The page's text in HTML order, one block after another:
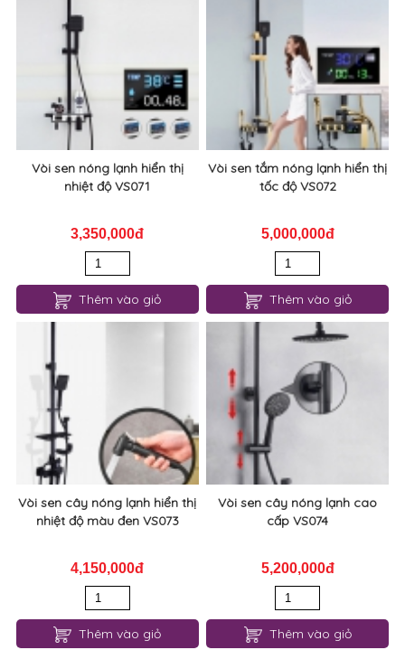
Vòi sen nóng lạnh hiển thị
nhiệt độ VS071
3,350,000đ
Thêm vào giỏ
Vòi sen tắm nóng lạnh hiển thị
tốc độ VS072
5,000,000đ
Thêm vào giỏ
Vòi sen cây nóng lạnh hiển thị
nhiệt độ màu đen VS073
4,150,000đ
Thêm vào giỏ
Vòi sen cây nóng lạnh cao
cấp VS074
5,200,000đ
Thêm vào giỏ